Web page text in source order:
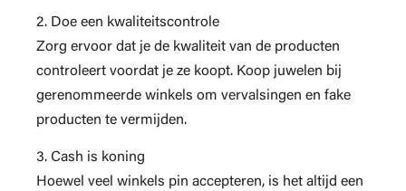
2. Doe een kwaliteitscontrole
Zorg ervoor dat je de kwaliteit van de producten
controleert voordat je ze koopt. Koop juwelen bij
gerenommeerde winkels om vervalsingen en fake
producten te vermijden.
3. Cash is koning
Hoewel veel winkels pin accepteren, is het altijd een